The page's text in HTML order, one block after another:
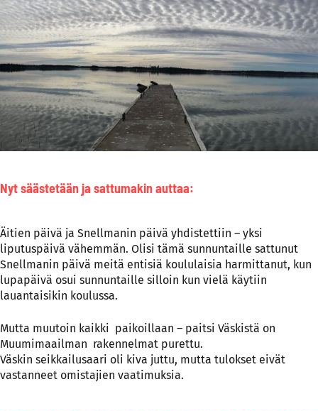
Nyt säästetään ja sattumakin auttaa:
Äitien päivä ja Snellmanin päivä yhdistettiin – yksi
liputuspäivä vähemmän. Olisi tämä sunnuntaille sattunut
Snellmanin päivä meitä entisiä koululaisia harmittanut, kun
lupapäivä osui sunnuntaille silloin kun vielä käytiin
lauantaisikin koulussa.
Mutta muutoin kaikki paikoillaan – paitsi Väskistä on
Muumimaailman rakennelmat purettu.
Väskin seikkailusaari oli kiva juttu, mutta tulokset eivät
vastanneet omistajien vaatimuksia.